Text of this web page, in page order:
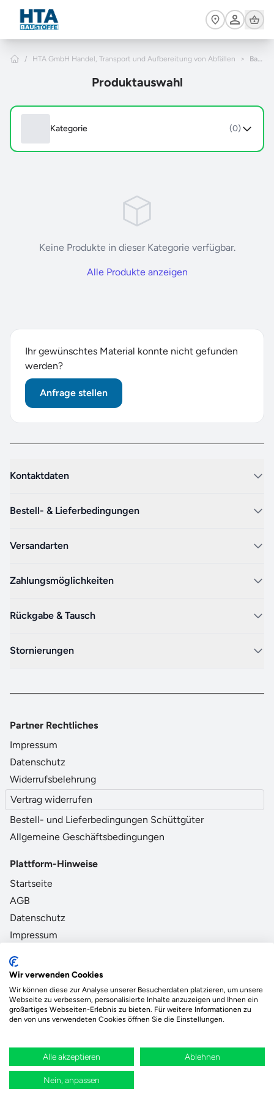
Zum Hauptinhalt springen
Home
Cart
/ HTA GmbH Handel, Transport und Aufbereitung von Abfällen > Baustoffe
Produktauswahl
Kategorie (0)
Keine Produkte in dieser Kategorie verfügbar.
Alle Produkte anzeigen
Ihr gewünschtes Material konnte nicht gefunden
werden?
Anfrage stellen
Kontaktdaten
Bestell- & Lieferbedingungen
Versandarten
Zahlungsmöglichkeiten
Rückgabe & Tausch
Stornierungen
Partner Rechtliches
Impressum
Datenschutz
Widerrufsbelehrung
Vertrag widerrufen
Bestell- und Lieferbedingungen Schüttgüter
Allgemeine Geschäftsbedingungen
Plattform-Hinweise
Startseite
AGB
Datenschutz
Impressum
Zahlungsmethoden Partner
vor Ort.
Durch deine Bestellung wird regional aufgeforstet
Wir verwenden Cookies
Wir können diese zur Analyse unserer Besucherdaten platzieren, um unsere
Webseite zu verbessern, personalisierte Inhalte anzuzeigen und Ihnen ein
großartiges Webseiten-Erlebnis zu bieten. Für weitere Informationen zu
den von uns verwendeten Cookies öffnen Sie die Einstellungen.
Alle akzeptieren Ablehnen
Nein, anpassen